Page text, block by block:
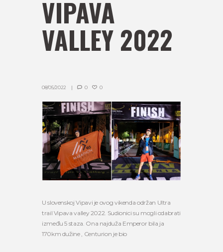
VIPAVA
VALLEY 2022
08/05/2022 0 0
U slovenskoj Vipavi je ovog vikenda održan Ultra
trail Vipava valley 2022. Sudionici su mogli odabrati
između 5 staza. Ona najduža Emperor bila ja
170km dužine , Centurion je bio